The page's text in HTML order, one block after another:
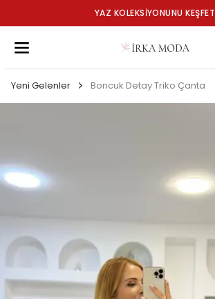
YAZ KOLEKSİYONUNU KEŞFET
Yeni Gelenler Boncuk Detay Triko Çanta